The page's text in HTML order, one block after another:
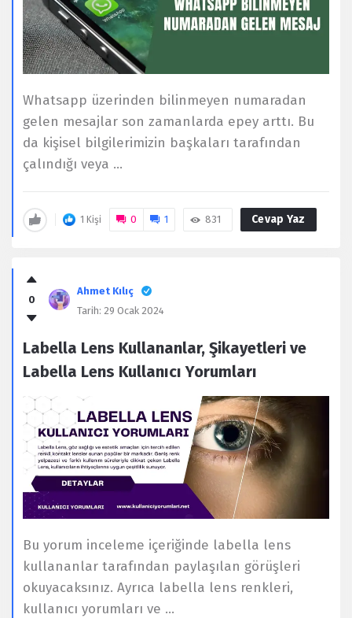
Whatsapp üzerinden bilinmeyen numaradan
gelen mesajlar son zamanlarda epey arttı. Bu
da kişisel bilgilerimizin başkaları tarafından
çalındığı veya ...
1 Kişi 0 1 831 Cevap Yaz
0
Ahmet Kılıç
Tarih: 29 Ocak 2024
Labella Lens Kullananlar, Şikayetleri ve
Labella Lens Kullanıcı Yorumları
Bu yorum inceleme içeriğinde labella lens
kullananlar tarafından paylaşılan görüşleri
okuyacaksınız. Ayrıca labella lens renkleri,
kullanıcı yorumları ve ...